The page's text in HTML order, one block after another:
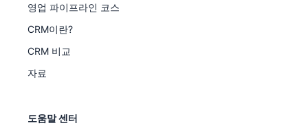
영업 파이프라인 코스
CRM이란?
CRM 비교
자료
도움말 센터